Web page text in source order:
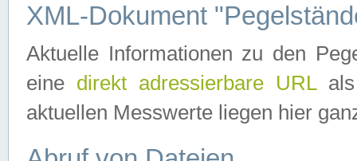
XML-Dokument
Aktuelle Informationen zu den
eine direkt adressierbare URLals
aktuellen Messwerte liegen hier